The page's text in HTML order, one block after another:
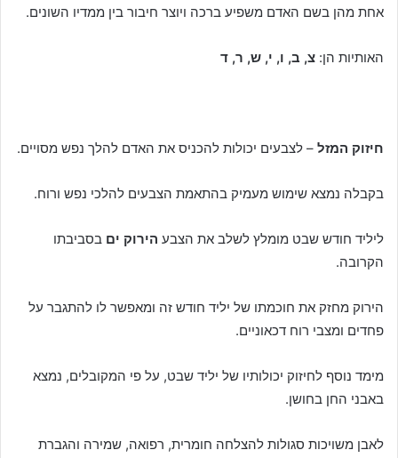
אחת מהן בשם האדם משפיע ברכה ויוצר חיבור בין ממדיו השונים.
האותיות הן: צ, ב, ו, י, ש, ר, ד
חיזוק המזל – לצבעים יכולות להכניס את האדם להלך נפש מסויים.
בקבלה נמצא שימוש מעמיק בהתאמת הצבעים להלכי נפש ורוח.
ליליד חודש שבט מומלץ לשלב את הצבע הירוק ים בסביבתו
הקרובה.
הירוק מחזק את חוכמתו של יליד חודש זה ומאפשר לו להתגבר על
פחדים ומצבי רוח דכאוניים.
מימד נוסף לחיזוק יכולותיו של יליד שבט, על פי המקובלים, נמצא
באבני החן בחושן.
לאבן משויכות סגולות להצלחה חומרית, רפואה, שמירה והגברת